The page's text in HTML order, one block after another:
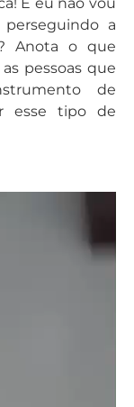
a
Anota o que
pessoas que
de
esse tipo de